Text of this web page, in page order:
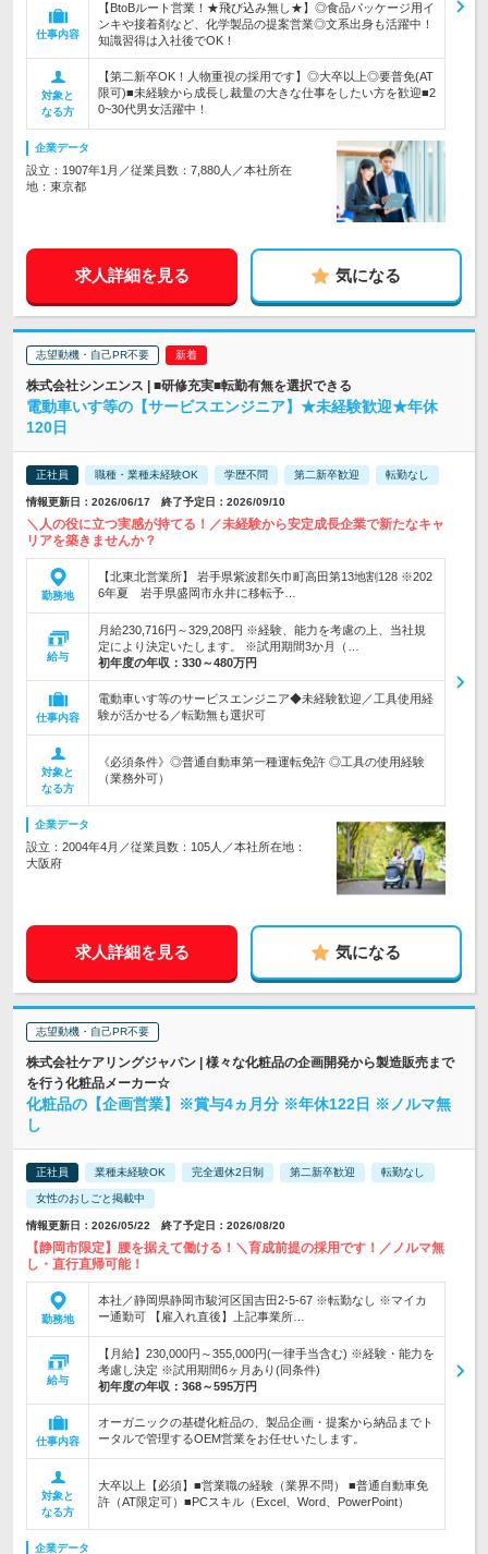
仕事内容
【BtoBルート営業！★飛び込み無し★】◎食品パッケージ用イ
ンキや接着剤など、化学製品の提案営業◎文系出身も活躍中！
知識習得は入社後でOK！
対象と
なる方
【第二新卒OK！人物重視の採用です】◎大卒以上◎要普免(AT
限可)■未経験から成長し裁量の大きな仕事をしたい方を歓迎■2
0~30代男女活躍中！
企業データ
設立：1907年1月／従業員数：7,880人／本社所在
地：東京都
求人詳細を見る 気になる
志望動機・自己PR不要
株式会社シンエンス | ■研修充実■転勤有無を選択できる
電動車いす等の【サービスエンジニア】★未経験歓迎★年休
120日
正社員 職種・業種未経験OK 学歴不問 第二新卒歓迎 転勤なし
情報更新日：2026/06/17 終了予定日：2026/09/10
＼人の役に立つ実感が持てる！／未経験から安定成長企業で新たなキャ
リアを築きませんか？
勤務地
【北東北営業所】 岩手県紫波郡矢巾町高田第13地割128 ※202
6年夏 岩手県盛岡市永井に移転予…
給与
月給230,716円～329,208円 ※経験、能力を考慮の上、当社規
定により決定いたします。 ※試用期間3か月（…
初年度の年収： 330～480万円
仕事内容
電動車いす等のサービスエンジニア◆未経験歓迎／工具使用経
験が活かせる／転勤無も選択可
対象と
なる方
《必須条件》◎普通自動車第一種運転免許 ◎工具の使用経験
（業務外可）
企業データ
設立：2004年4月／従業員数：105人／本社所在地：
大阪府
求人詳細を見る 気になる
志望動機・自己PR不要
株式会社ケアリングジャパン | 様々な化粧品の企画開発から製造販売まで
を行う化粧品メーカー☆
化粧品の【企画営業】※賞与4ヵ月分 ※年休122日 ※ノルマ無
し
正社員 業種未経験OK 完全週休2日制 第二新卒歓迎 転勤なし
女性のおしごと掲載中
情報更新日：2026/05/22 終了予定日：2026/08/20
【静岡市限定】腰を据えて働ける！＼育成前提の採用です！／ノルマ無
し・直行直帰可能！
勤務地
本社／静岡県静岡市駿河区国吉田2-5-67 ※転勤なし ※マイカ
ー通勤可 【雇入れ直後】上記事業所…
給与
【月給】230,000円～355,000円(一律手当含む) ※経験・能力を
考慮し決定 ※試用期間6ヶ月あり(同条件)
初年度の年収： 368～595万円
仕事内容
オーガニックの基礎化粧品の、製品企画・提案から納品までト
ータルで管理するOEM営業をお任せいたします。
対象と
なる方
大卒以上【必須】■営業職の経験（業界不問） ■普通自動車免
許（AT限定可）■PCスキル（Excel、Word、PowerPoint）
企業データ